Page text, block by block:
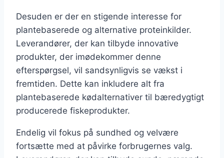
Desuden er der en stigende interesse for
plantebaserede og alternative proteinkilder.
Leverandører, der kan tilbyde innovative
produkter, der imødekommer denne
efterspørgsel, vil sandsynligvis se vækst i
fremtiden. Dette kan inkludere alt fra
plantebaserede kødalternativer til bæredygtigt
producerede fiskeprodukter.
Endelig vil fokus på sundhed og velvære
fortsætte med at påvirke forbrugernes valg.